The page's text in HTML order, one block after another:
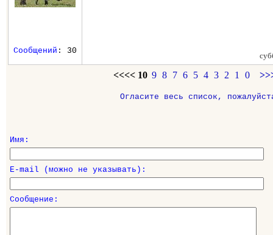
Сообщений : 30
<<<< 10 9 8 7 6 5 4 3 2 1 0
Огласите весь список,
Имя:
E-mail (можно не указывать):
Сообщение: